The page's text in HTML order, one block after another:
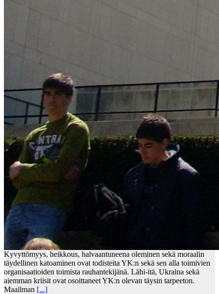
Kyvyttömyys, heikkous, halvaantuneena oleminen sekä moraalin
täydellinen katoaminen ovat todisteita YK:n sekä sen alla toimivien
organisaatioiden toimista rauhantekijänä. Lähi-itä, Ukraina sekä
aiemman kriisit ovat osoittaneet YK:n olevan täysin tarpeeton.
Maailman [...]